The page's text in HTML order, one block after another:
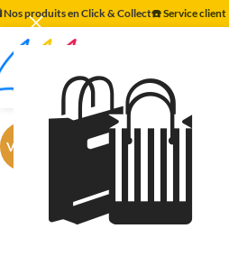
🛍️
produits en Click & Collect☎️ Service client
VENTE